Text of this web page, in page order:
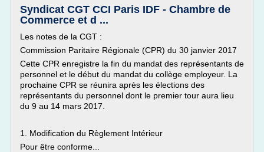
Syndicat CGT CCI Paris IDF - Chambre de
Commerce et d ...
Les notes de la CGT :
Commission Paritaire Régionale (CPR) du 30 janvier 2017
Cette CPR enregistre la fin du mandat des représentants de
personnel et le début du mandat du collège employeur. La
prochaine CPR se réunira après les élections des
représentants du personnel dont le premier tour aura lieu
du 9 au 14 mars 2017.
1. Modification du Règlement Intérieur
Pour être conforme...